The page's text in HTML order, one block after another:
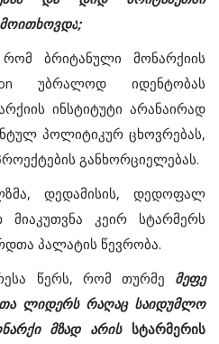
მოითხოვდა;
რომ ბრიტანული
მონარქიის
უბრალოდ
იდენტობას
ინსტიტუტი არანაირად
პოლიტიკურ ცხოვრებას,
განხორციელებას.
, დედამისის, დედოფალ
მიაკუთვნა კეირ
სტარმერს
პალატის წევრობა.
წერს, რომ თურმე
მეფე
ლიდერს რაღაც საიდუმლო
მზად არის სტარმერის